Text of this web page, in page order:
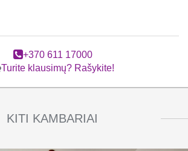
+370 611 17000
Turite klausimų? Rašykite!
KITI KAMBARIAI